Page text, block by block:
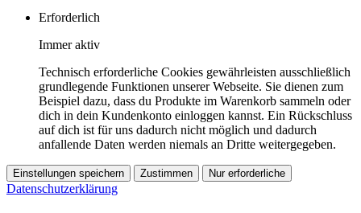
Erforderlich
Immer aktiv
Technisch erforderliche Cookies gewährleisten ausschließlich
grundlegende Funktionen unserer Webseite. Sie dienen zum
Beispiel dazu, dass du Produkte im Warenkorb sammeln oder
dich in dein Kundenkonto einloggen kannst. Ein Rückschluss
auf dich ist für uns dadurch nicht möglich und dadurch
anfallende Daten werden niemals an Dritte weitergegeben.
Einstellungen speichern Zustimmen Nur erforderliche
Datenschutzerklärung